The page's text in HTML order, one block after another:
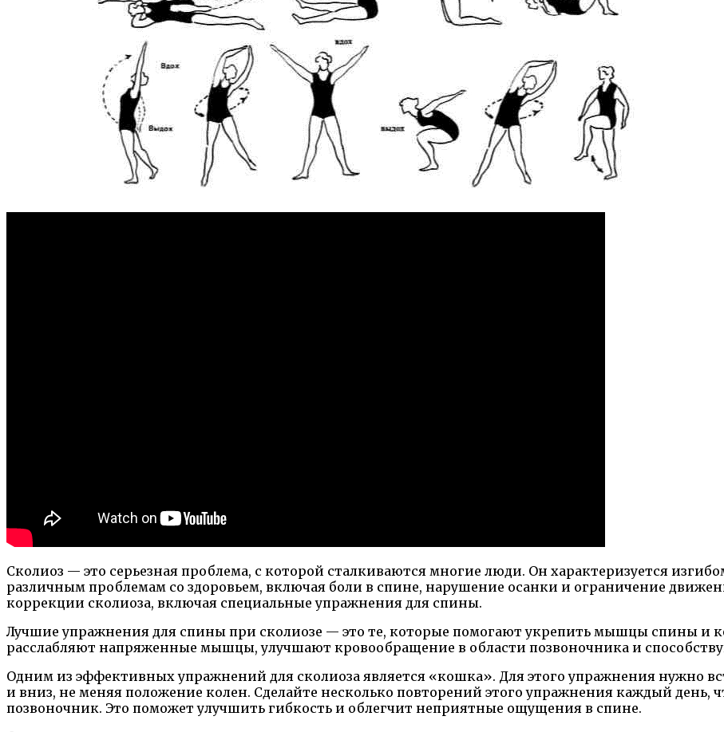
Сколиоз — это серьезная проблема, с которой сталкиваются многие люди. Он характеризуется
различным проблемам со здоровьем, включая боли в спине, нарушение осанки и ограничение
коррекции сколиоза, включая специальные упражнения для спины.
Лучшие упражнения для спины при сколиозе — это те, которые помогают укрепить мышцы спины и
расслабляют напряженные мышцы, улучшают кровообращение в области позвоночника и
Одним из эффективных упражнений для сколиоза является «кошка». Для этого упражнения нужно
и вниз, не меняя положение колен. Сделайте несколько повторений этого упражнения каждый
позвоночник. Это поможет улучшить гибкость и облегчит неприятные ощущения в спине.